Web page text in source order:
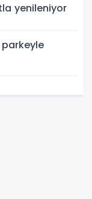
yenileniyor
parkeyle